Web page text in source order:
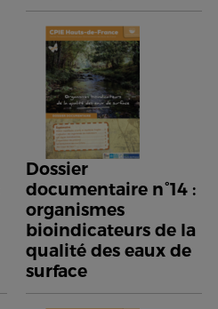
Dossier
documentaire n°14 :
organismes
bioindicateurs de la
qualité des eaux de
surface